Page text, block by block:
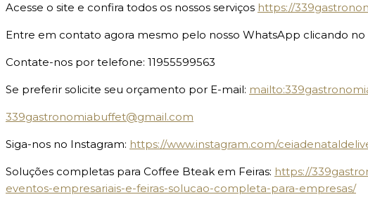
Acesse o site e confira todos os nossos serviços https://
Entre em contato agora mesmo pelo nosso WhatsApp clicando no
Contate-nos por telefone: 11955599563
Se preferir solicite seu orçamento por E-mail:
339gastronomiabuffet@gmail.com
Siga-nos no Instagram: https://www.instagram.com/
Soluções completas para Coffee Bteak em Feiras: https://
eventos-empresariais-e-feiras-solucao-completa-para-empresas/